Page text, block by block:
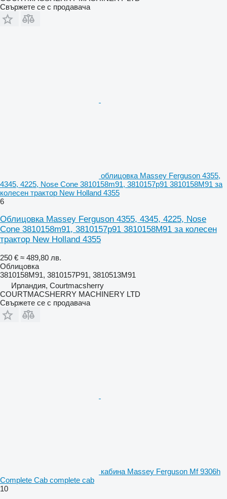
Свържете се с продавача
облицовка Massey Ferguson 4355,
4345, 4225, Nose Cone 3810158m91, 3810157p91 3810158M91 за
колесен трактор New Holland 4355
6
Облицовка Massey Ferguson 4355, 4345, 4225, Nose
Cone 3810158m91, 3810157p91 3810158M91 за колесен
трактор New Holland 4355
250 € ≈ 489,80 лв.
Облицовка
3810158M91, 3810157P91, 3810513M91
Ирландия, Courtmacsherry
COURTMACSHERRY MACHINERY LTD
Свържете се с продавача
кабина Massey Ferguson Mf 9306h
Complete Cab complete cab
10